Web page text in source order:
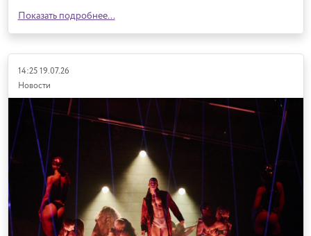
Показать подробнее...
14:25 19.07.26
Новости